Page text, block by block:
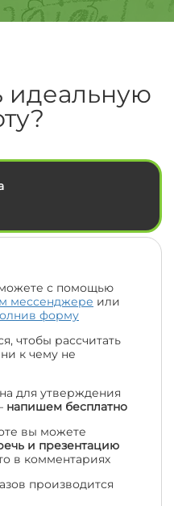
идеальную
с помощью
мессенджере или
форму
чтобы рассчитать
к чему не
для утверждения
напишем бесплатно
вы можете
и презентацию
в комментариях
производится